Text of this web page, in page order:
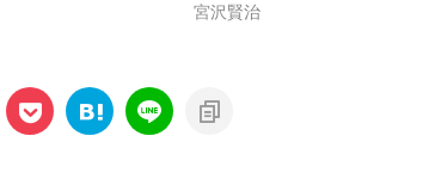
宮沢賢治